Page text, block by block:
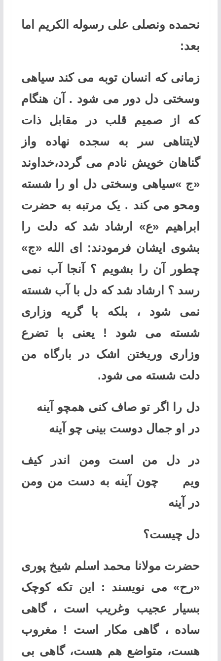
نحمده ونصلی علی رسوله الکریم اما
بعد:
زمانی که انسان توبه می کند سیاهی
وسختی دل دور می شود . آن هنگام
که از صمیم قلب در مقابل ذات
لایتناهی سر به سجده نهاده واز
گناهان خویش نادم می گردد،خداوند
«ج »سیاهی وسختی دل او را شسته
ومحو می کند . یک مرتبه به حضرت
ابراهیم «ع» ارشاد شد که دلت را
بشوی ایشان فرمودند: ای الله «ج»
چطور آن را بشویم ؟ آنجا آب نمی
رسد ؟ ارشاد شد که دل با آب شسته
نمی شود ، بلکه با گریه وزاری
شسته می شود ! یعنی با تضرع
وزاری وریختن اشک در بارگاه من
دلت شسته می شود.
دل را اگر تو صاف کنی همچو آینه
در او جمال دوست بینی چو آینه
در دل من است ومن اندر کیف
ویم چون آینه به دست من ومن
در آینه
دل چیست؟
حضرت مولانا محمد اسلم شیخ پوری
«رح» می نویسند : این تکه کوچک
بسیار عجیب وغریب است ، گاهی
ساده ، گاهی مکار است ! مغروب
هست، متواضع هم هست، گاهی بی